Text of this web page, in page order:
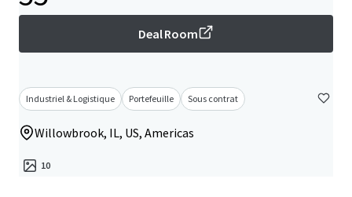
Deal Room
Industriel & Logistique Portefeuille Sous contrat
Willowbrook, IL, US, Americas
10